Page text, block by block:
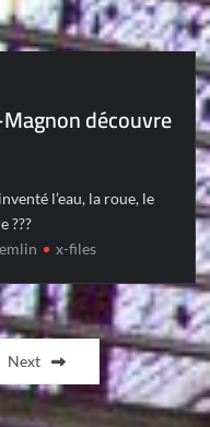
découvre
l’eau, la roue, le
???
x-files
Next